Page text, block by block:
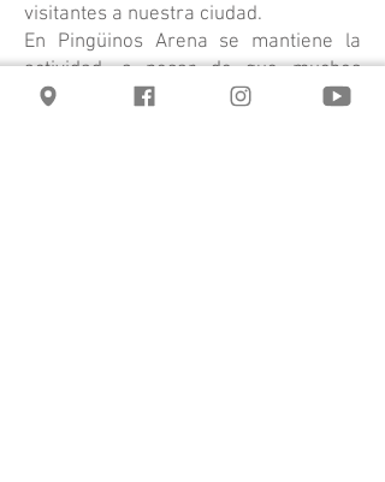
visitantes a nuestra ciudad.
​En Pingüinos Arena se mantiene la
actividad, a pesar de que muchos
motoristas hacen el desfile y un